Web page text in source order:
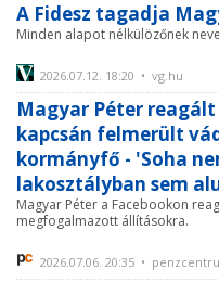
A Fidesz tagadja
Minden alapot nélkülözőnek
2026.07.12. 18:20 • vg.hu
Magyar Péter
kapcsán felmerült
kormányfő - 'Soha
lakosztályban sem
Magyar Péter a Facebookon
megfogalmazott állításokra.
2026.07.06. 20:35 •